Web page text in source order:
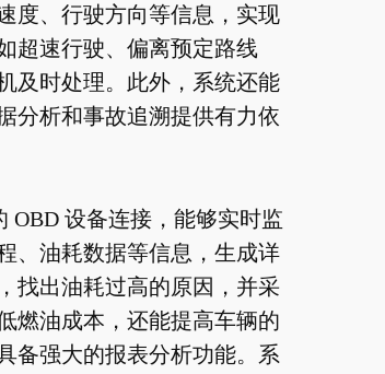
度、行驶方向等信息，实现
超速行驶、偏离预定路线
及时处理。此外，系统还能
分析和事故追溯提供有力依
OBD 设备连接，能够实时监
、油耗数据等信息，生成详
找出油耗过高的原因，并采
燃油成本，还能提高车辆的
备强大的报表分析功能。系